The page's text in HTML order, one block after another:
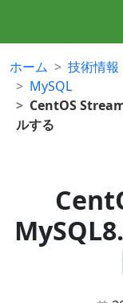
ホーム 技術情報
MySQL
CentOS
ルする